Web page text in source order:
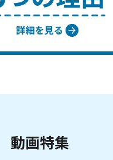
動画特集